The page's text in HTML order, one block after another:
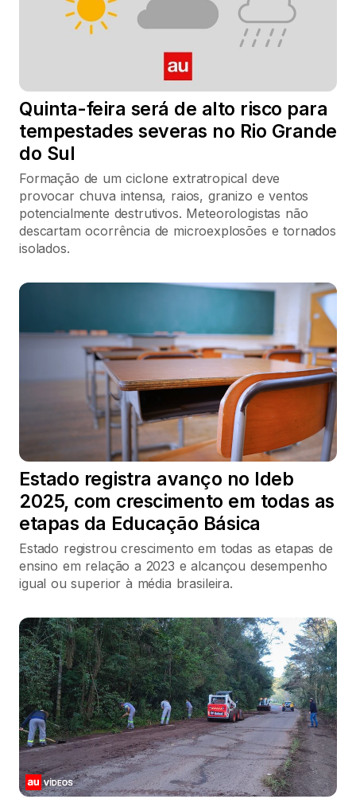
Quinta-feira será de alto risco para
tempestades severas no Rio Grande
do Sul
Formação de um ciclone extratropical deve
provocar chuva intensa, raios, granizo e ventos
potencialmente destrutivos. Meteorologistas não
descartam ocorrência de microexplosões e tornados
isolados.
Estado registra avanço no Ideb
2025, com crescimento em todas as
etapas da Educação Básica
Estado registrou crescimento em todas as etapas de
ensino em relação a 2023 e alcançou desempenho
igual ou superior à média brasileira.